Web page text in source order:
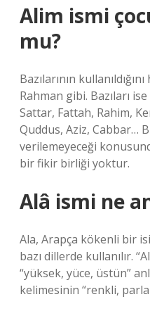
Alim ismi
mu?
Bazılarının
Rahman gibi. Bazıları
Sattar, Fattah, Rahim,
Quddus, Aziz, Cabbar…
verilemeyeceği
bir fikir birliği yoktur.
Alâ ismi ne
Ala, Arapça kökenli bir
bazı dillerde kullanılır.
“yüksek, yüce, üstün”
kelimesinin “renkli,